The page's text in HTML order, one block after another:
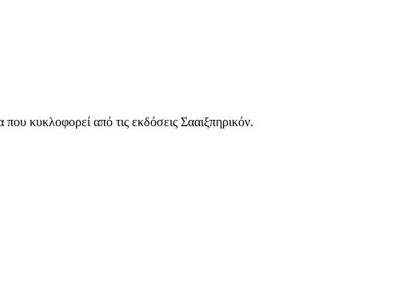
κυκλοφορεί από τις εκδόσεις Σααιξπηρικόν.